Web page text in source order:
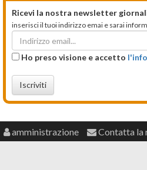
Ricevi la nostra newsletter
inserisci il tuoi indirizzo emai e sarai
Ho preso visione e accetto
Iscriviti
amministrazione Contatta la